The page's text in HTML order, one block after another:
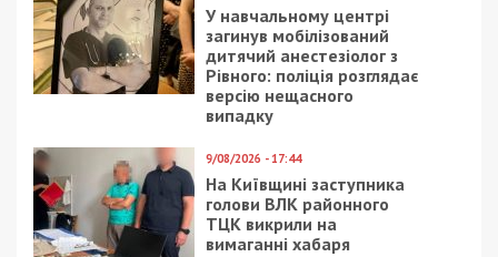
У навчальному центрі
загинув мобілізований
дитячий анестезіолог з
Рівного: поліція розглядає
версію нещасного
випадку
9/08/2026 - 17:44
На Київщині заступника
голови ВЛК районного
ТЦК викрили на
вимаганні хабаря